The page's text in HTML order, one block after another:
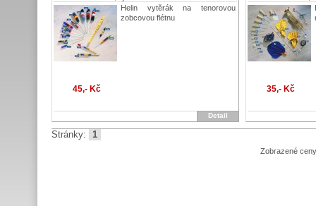
Helin vytěrák na tenorovou
zobcovou flétnu
45,- Kč
Detail
35,- Kč
Stránky: 1
Zobrazené